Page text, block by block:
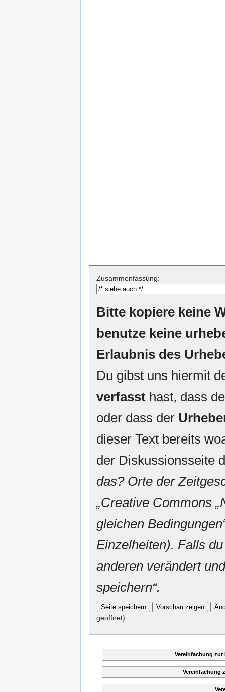
Zusammenfassung:
Bitte kopiere keine
benutze keine
Erlaubnis des
Du gibst uns hiermit
verfasst hast, dass
oder dass der
dieser Text bereits
der Diskussionsseite
das? Orte der
„Creative Commons
gleichen
Einzelheiten). Falls
anderen verändert
speichern“.
geöffnet)
Vereinfachung
Vereinfachung